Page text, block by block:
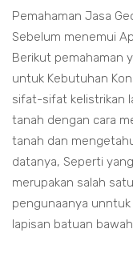
Pemahaman Jasa
Sebelum menemui
Berikut pemahaman
untuk Kebutuhan
sifat-sifat kelistrikan
tanah dengan cara
tanah dan
datanya, Seperti
merupakan salah
pengunaanya
lapisan batuan